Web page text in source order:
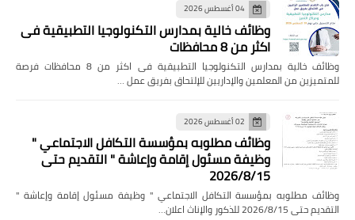
04 أغسطس 2026
وظائف خالية بمدارس التكنولوجيا التطبيقية فى
اكثر من 8 محافظات
وظائف خالية بمدارس التكنولوجيا التطبيقية فى اكثر من 8 محافظات فرصة
للمتميزين من المعلمين والإداريين للإلتحاق بفريق عمل …
02 أغسطس 2026
وظائف مطلوبه بمؤسسة التكافل الاجتماعي "
وظيفة مسئول إقامة وإعاشة " التقديم حتى
2026/8/15
وظائف مطلوبه بمؤسسة التكافل الاجتماعي " وظيفة مسئول إقامة وإعاشة "
التقديم حتى 2026/8/15 للذكور والإناث اعلان…